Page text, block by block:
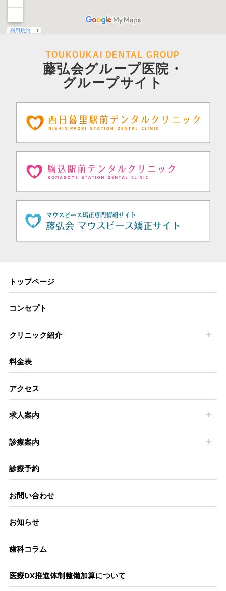
TOUKOUKAI DENTAL GROUP
藤弘会グループ医院・
グループサイト
トップページ
コンセプト
クリニック紹介
料金表
アクセス
求人案内
診療案内
診療予約
お問い合わせ
お知らせ
歯科コラム
医療DX推進体制整備加算について